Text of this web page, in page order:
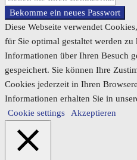
Bekomme ein neues Passwort
Diese Webseite verwendet
für Sie optimal gestaltet werden
Informationen über Ihren Besuch
gespeichert. Sie können Ihre
Cookies jederzeit in Ihren
Informationen erhalten Sie in
Cookie settings
Akzeptieren